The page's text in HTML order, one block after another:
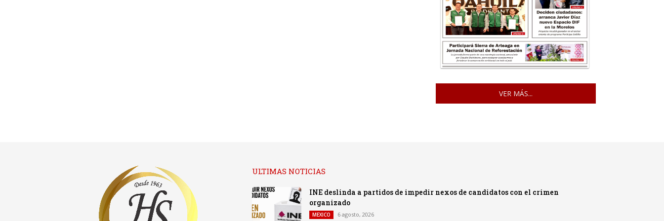
VER MÁS...
ULTIMAS NOTICIAS
INE deslinda a partidos de impedir nexos de candidatos con el crimen
organizado
MEXICO 6 agosto, 2026